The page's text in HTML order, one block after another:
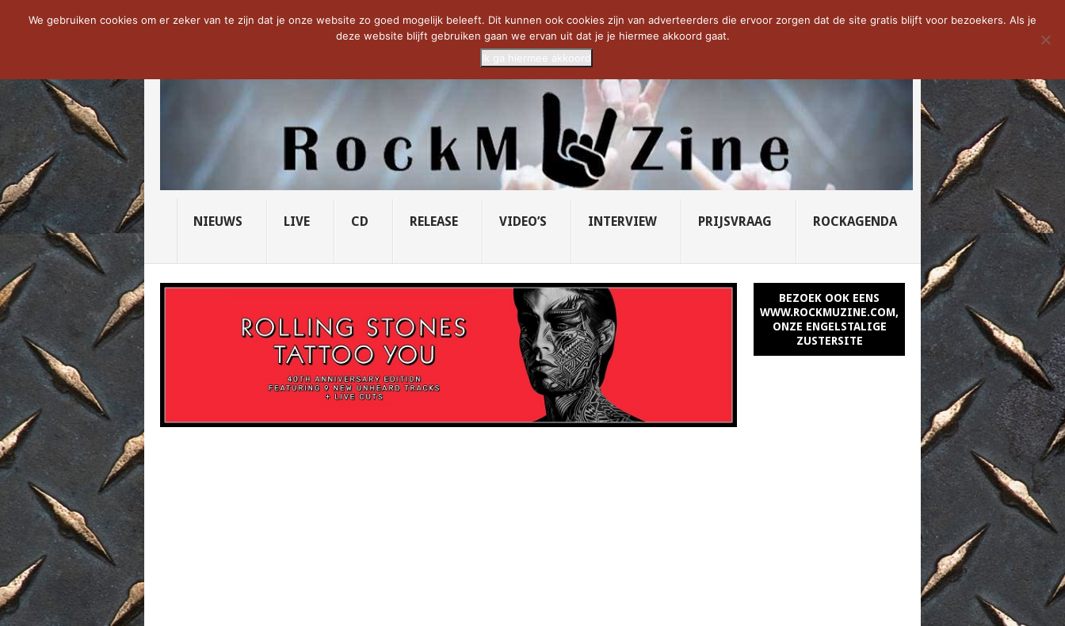
NOW TRENDING: THE VICIOUS HEAD SOCIETY... PRIDE OF LIONS – U... SAVATAGE KOMT TERUG IN 0... CD VAN DE WEEK: SLEEPING...
NIEUWS LIVE CD RELEASE VIDEO’S INTERVIEW PRIJSVRAAG ROCKAGENDA
BEZOEK OOK EENS
WWW.ROCKMUZINE.COM,
ONZE ENGELSTALIGE
ZUSTERSITE
We gebruiken cookies om er zeker van te zijn dat je onze website zo goed mogelijk beleeft. Dit kunnen ook cookies zijn van adverteerders die ervoor zorgen dat de site gratis blijft voor bezoekers. Als je
deze website blijft gebruiken gaan we ervan uit dat je je hiermee akkoord gaat.
Ik ga hiermee akkoord